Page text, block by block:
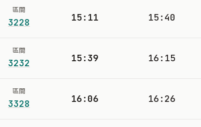
區間
3228 15:11 15:40
區間
3232 15:39 16:15
區間
3328 16:06 16:26